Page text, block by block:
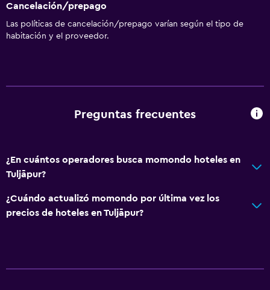
Cancelación/prepago
Las políticas de cancelación/prepago varían según el tipo de
habitación y el proveedor.
Preguntas frecuentes
¿En cuántos operadores busca momondo hoteles en
Tuljāpur?
¿Cuándo actualizó momondo por última vez los
precios de hoteles en Tuljāpur?